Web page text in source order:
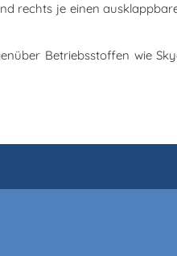
rechts je einen
Betriebsstoffen wie